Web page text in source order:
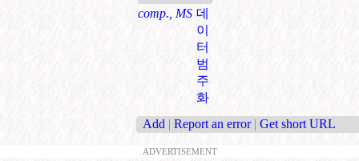
comp., MS 데
이
터
범
주
화
Add | Report an error | Get short URL
ADVERTISEMENT